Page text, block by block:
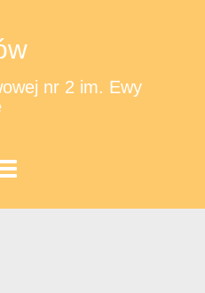
nr 2 im. Ewy